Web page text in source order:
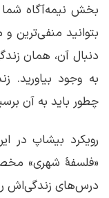
بخش نیمه‌آگاه شما
بتوانید منفی‌ترین
دنبال آن، همان
به وجود بیاورید.
چطور باید به آن
رویکرد بیشاپ در
«فلسفهٔ شهری»
درس‌های زندگی‌اش